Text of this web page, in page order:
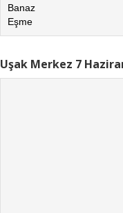
Banaz
Eşme
Uşak Merkez 7